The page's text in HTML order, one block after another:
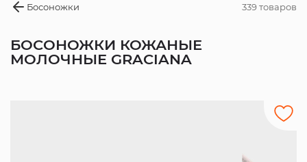
Босоножки 339 товаров
БОСОНОЖКИ КОЖАНЫЕ
МОЛОЧНЫЕ GRACIANA